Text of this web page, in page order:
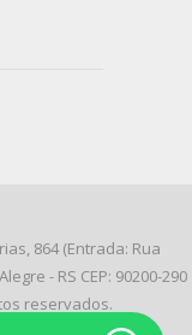
864 (Entrada: Rua
- RS CEP: 90200-290
reservados.